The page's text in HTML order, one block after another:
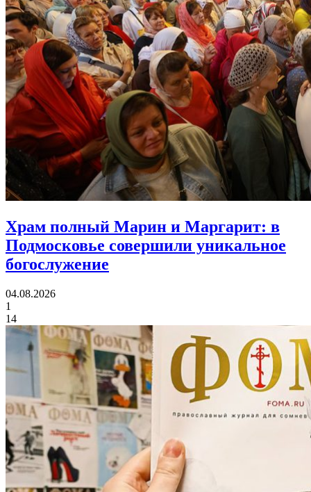
Храм полный Марин и Маргарит: в
Подмосковье совершили уникальное
богослужение
04.08.2026
1
14